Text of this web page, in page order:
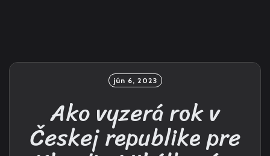
jún 6, 2023
Ako vyzerá rok v
Českej republike pre